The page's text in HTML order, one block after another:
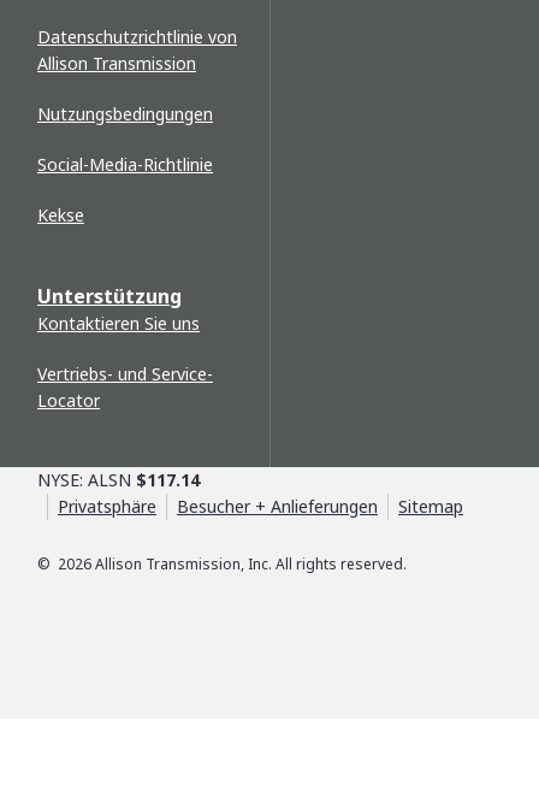
Datenschutzrichtlinie von
Allison Transmission
Nutzungsbedingungen
Social-Media-Richtlinie
Kekse
Unterstützung
Kontaktieren Sie uns
Vertriebs- und Service-
Locator
© 2026Allison Transmission, Inc. All rights reserved.
NYSE: ALSN $117.14
Privatsphäre
Besucher + Anlieferungen Sitemap